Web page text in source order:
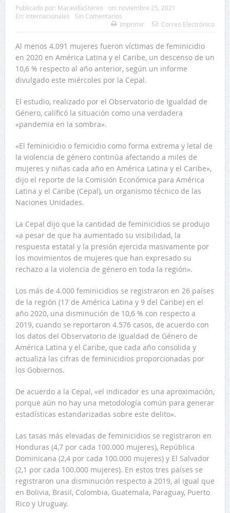
Publicado por: MaravillaStereo on: noviembre 25, 2021
En: Internacionales
Sin Comentarios
Imprimir
Correo Electrónico
Al menos 4.091 mujeres fueron víctimas de feminicidio
en 2020 en América Latina y el Caribe, un descenso de un
10,6 % respecto al año anterior, según un informe
divulgado este miércoles por la Cepal.
El estudio, realizado por el Observatorio de Igualdad de
Género, calificó la situación como una verdadera
«pandemia en la sombra».
«El feminicidio o femicidio como forma extrema y letal de
la violencia de género continúa afectando a miles de
mujeres y niñas cada año en América Latina y el Caribe»,
dijo el reporte de la Comisión Económica para América
Latina y el Caribe (Cepal), un organismo técnico de las
Naciones Unidades.
La Cepal dijo que la cantidad de feminicidios se produjo
«a pesar de que ha aumentado su visibilidad, la
respuesta estatal y la presión ejercida masivamente por
los movimientos de mujeres que han expresado su
rechazo a la violencia de género en toda la región».
Los más de 4.000 feminicidios se registraron en 26 países
de la región (17 de América Latina y 9 del Caribe) en el
año 2020, una disminución de 10,6 % con respecto a
2019, cuando se reportaron 4.576 casos, de acuerdo con
los datos del Observatorio de Igualdad de Género de
América Latina y el Caribe, que cada año consolida y
actualiza las cifras de feminicidios proporcionadas por
los Gobiernos.
De acuerdo a la Cepal, «el indicador es una aproximación,
porque aún no hay una metodología común para generar
estadísticas estandarizadas sobre este delito».
Las tasas más elevadas de feminicidios se registraron en
Honduras (4,7 por cada 100.000 mujeres), República
Dominicana (2,4 por cada 100.000 mujeres) y El Salvador
(2,1 por cada 100.000 mujeres). En estos tres países se
registraron una disminución respecto a 2019, al igual que
en Bolivia, Brasil, Colombia, Guatemala, Paraguay, Puerto
Rico y Uruguay.